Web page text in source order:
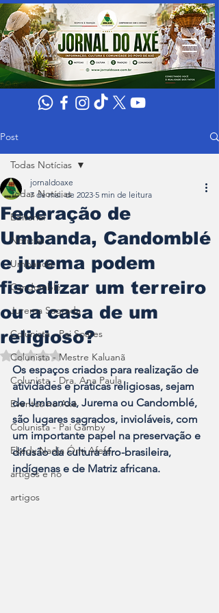
Post
Todas Notícias
Editorial
Noticias
Umbanda
Candomblé
Jurema Sagrada
Colunista - Pai Soares
Colunista - Mestre Kaluanã
Colunista - Dra. Ana Paula
Eventos no Axé
Colunista - Pai Gamby
Ekedy Nadja Ómi Afefé
artigos e no
artigos
Todas Notícias
Federação de
Umbanda, Candomblé
e jurema podem
fiscalizar um terreiro
ou a casa de um
religioso?
jornaldoaxe
7 de mai. de 2023 5 min de leitura
Avaliado com NaN de 5 estrelas.
Os espaços criados para realização de
atividades e práticas religiosas, sejam
de Umbanda, Jurema ou Candomblé,
são lugares sagrados, invioláveis, com
um importante papel na preservação e
difusão da cultura afro-brasileira,
indígenas e de Matriz africana.